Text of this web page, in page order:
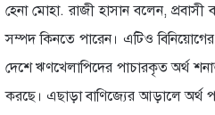
হেনা মোহা. রাজী হাসান বলেন, প্রবাসী
সম্পদ কিনতে পারেন। এটিও
দেশে ঋণখেলাপিদের পাচারকৃত অর্থ
করছে। এছাড়া বাণিজ্যের আড়ালে অর্থ